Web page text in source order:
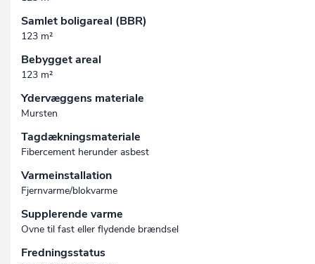
Samlet boligareal (BBR)
123 m²
Bebygget areal
123 m²
Ydervæggens materiale
Mursten
Tagdækningsmateriale
Fibercement herunder asbest
Varmeinstallation
Fjernvarme/blokvarme
Supplerende varme
Ovne til fast eller flydende brændsel
Fredningsstatus